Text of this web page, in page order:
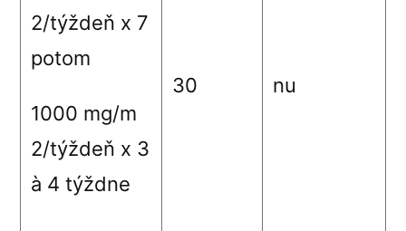
2/týždeň x 7
potom
1000 mg/m
2/týždeň x 3
à 4 týždne
30 nu